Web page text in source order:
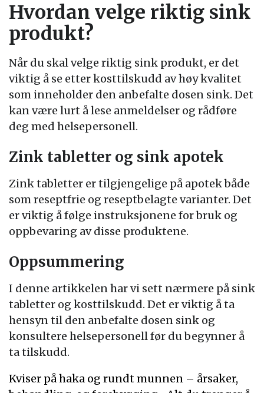
Hvordan velge riktig sink
produkt?
Når du skal velge riktig sink produkt, er det
viktig å se etter kosttilskudd av høy kvalitet
som inneholder den anbefalte dosen sink. Det
kan være lurt å lese anmeldelser og rådføre
deg med helsepersonell.
Zink tabletter og sink apotek
Zink tabletter er tilgjengelige på apotek både
som reseptfrie og reseptbelagte varianter. Det
er viktig å følge instruksjonene for bruk og
oppbevaring av disse produktene.
Oppsummering
I denne artikkelen har vi sett nærmere på sink
tabletter og kosttilskudd. Det er viktig å ta
hensyn til den anbefalte dosen sink og
konsultere helsepersonell før du begynner å
ta tilskudd.
Kviser på haka og rundt munnen – årsaker,